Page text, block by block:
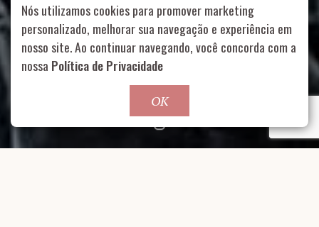
Rua Aurélia, 1714 – Vila Romana, São Paulo – SP |
55 11
99178-5848 | contato@nucleofood.com
Role para continar
Nós utilizamos cookies para promover marketing
personalizado, melhorar sua navegação e experiência em
nosso site. Ao continuar navegando, você concorda com a
nossa Política de Privacidade
OK